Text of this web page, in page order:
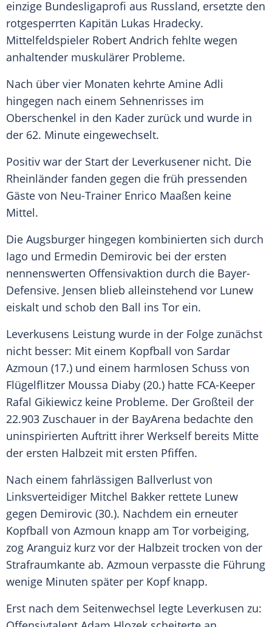
einzige Bundesligaprofi aus Russland, ersetzte den
rotgesperrten Kapitän Lukas Hradecky.
Mittelfeldspieler Robert Andrich fehlte wegen
anhaltender muskulärer Probleme.
Nach über vier Monaten kehrte Amine Adli
hingegen nach einem Sehnenrisses im
Oberschenkel in den Kader zurück und wurde in
der 62. Minute eingewechselt.
Positiv war der Start der Leverkusener nicht. Die
Rheinländer fanden gegen die früh pressenden
Gäste von Neu-Trainer Enrico Maaßen keine
Mittel.
Die Augsburger hingegen kombinierten sich durch
Iago und Ermedin Demirovic bei der ersten
nennenswerten Offensivaktion durch die Bayer-
Defensive. Jensen blieb alleinstehend vor Lunew
eiskalt und schob den Ball ins Tor ein.
Leverkusens Leistung wurde in der Folge zunächst
nicht besser: Mit einem Kopfball von Sardar
Azmoun (17.) und einem harmlosen Schuss von
Flügelflitzer Moussa Diaby (20.) hatte FCA-Keeper
Rafal Gikiewicz keine Probleme. Der Großteil der
22.903 Zuschauer in der BayArena bedachte den
uninspirierten Auftritt ihrer Werkself bereits Mitte
der ersten Halbzeit mit ersten Pfiffen.
Nach einem fahrlässigen Ballverlust von
Linksverteidiger Mitchel Bakker rettete Lunew
gegen Demirovic (30.). Nachdem ein erneuter
Kopfball von Azmoun knapp am Tor vorbeiging,
zog Aranguiz kurz vor der Halbzeit trocken von der
Strafraumkante ab. Azmoun verpasste die Führung
wenige Minuten später per Kopf knapp.
Erst nach dem Seitenwechsel legte Leverkusen zu: